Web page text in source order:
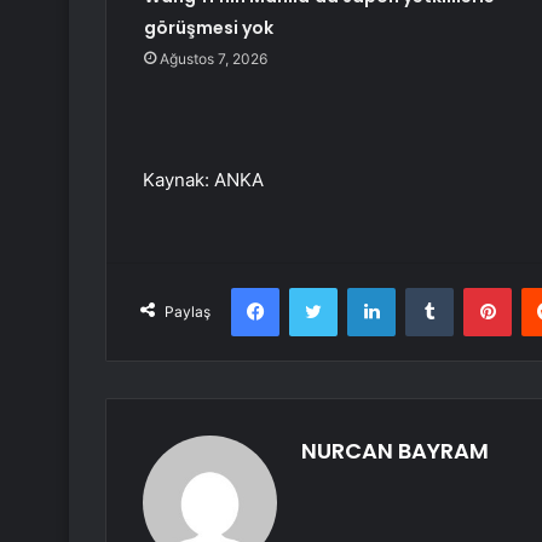
görüşmesi yok
Ağustos 7, 2026
Kaynak: ANKA
Paylaş
FacebookTwitter LinkedInTumblr
NURCAN BAYRAM